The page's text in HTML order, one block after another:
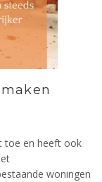
toe en heeft ook
woningen